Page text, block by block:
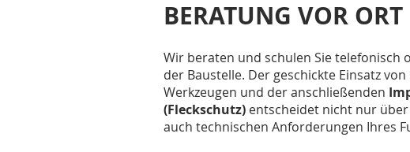
BERATUNG VOR ORT
Wir beraten und schulen Sie telefonisch
der Baustelle. Der geschickte Einsatz
Werkzeugen und der anschließenden
(Fleckschutz) entscheidet nicht nur
auch technischen Anforderungen Ihres